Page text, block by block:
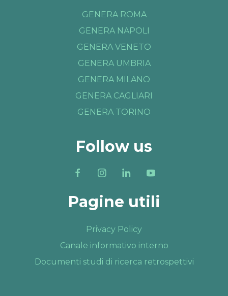
GENERA ROMA
GENERA NAPOLI
GENERA VENETO
GENERA UMBRIA
GENERA MILANO
GENERA CAGLIARI
GENERA TORINO
Follow us
Pagine utili
Privacy Policy
Canale informativo interno
Documenti studi di ricerca retrospettivi